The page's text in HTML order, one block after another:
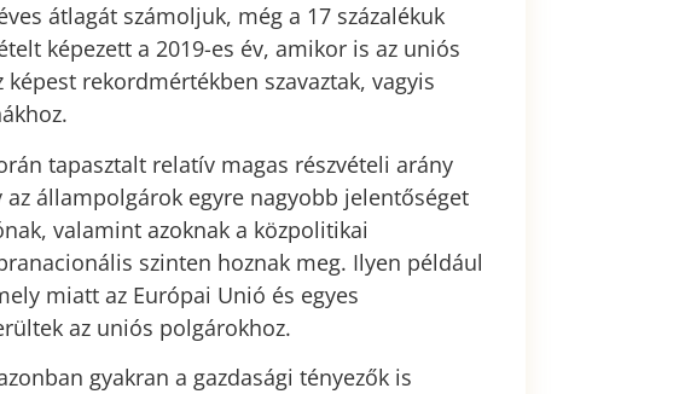
átlagát számoljuk, még a 17 százalékuk
képezett a 2019-es év, amikor is az uniós
rekordmértékben szavaztak, vagyis
tapasztalt relatív magas részvételi arány
állampolgárok egyre nagyobb jelentőséget
valamint azoknak a közpolitikai
szinten hoznak meg. Ilyen például
miatt az Európai Unió és egyes
az uniós polgárokhoz.
gyakran a gazdasági tényezők is